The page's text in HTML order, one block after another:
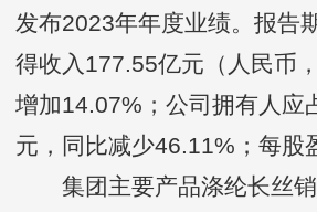
发布2023年年度业绩。报告
得收入177.55亿元（人民币
增加14.07%；公司拥有人应
元，同比减少46.11%；每股
集团主要产品涤纶长丝销